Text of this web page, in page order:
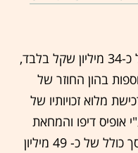
עלות הרכישה נקבעה על סכום של כ-34 מיליון שקל בלבד,
בהון החוזר של
מלוא זכויותיו של
אופיס דיפו והמחאת
הלוואות בעלים שהועמדו על ידו בסך כולל של כ- 49 מיליון